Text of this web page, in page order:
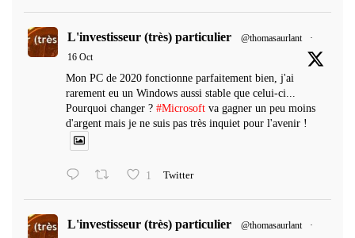
L'investisseur (très) particulier @thomasaurlant
·
16 Oct
Mon PC de 2020 fonctionne parfaitement bien, j'ai
rarement eu un Windows aussi stable que celui-ci...
Pourquoi changer ? #Microsoft va gagner un peu moins
d'argent mais je ne suis pas très inquiet pour l'avenir !
1 Twitter
L'investisseur (très) particulier @thomasaurlant
·